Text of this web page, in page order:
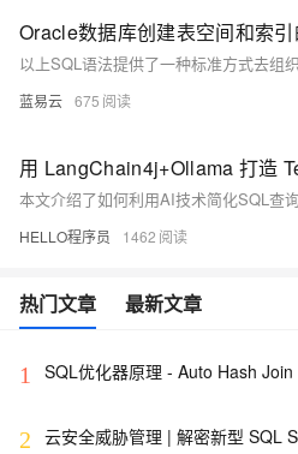
Oracle数据库创建表空间和索
蓝易云 675
HELLO程序员 1462
热门文章 最新文章
1 SQL优化器原理 - Auto Hash Join
2 云安全威胁管理 | 解密新型 SQL